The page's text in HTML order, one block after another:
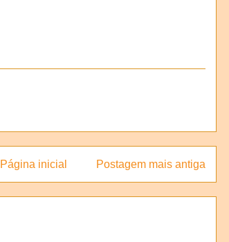
Postagem mais antiga
Página inicial